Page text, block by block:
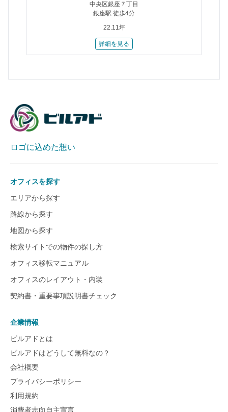
中央区銀座７丁目
銀座駅 徒歩4分
22.11坪
詳細を見る
ロゴに込めた想い
オフィスを探す
エリアから探す
路線から探す
地図から探す
検索サイトでの物件の探し方
オフィス移転マニュアル
オフィスのレイアウト・内装
契約書・重要事項説明書チェック
企業情報
ビルアドとは
ビルアドはどうして無料なの？
会社概要
プライバシーポリシー
利用規約
消費者志向自主宣言